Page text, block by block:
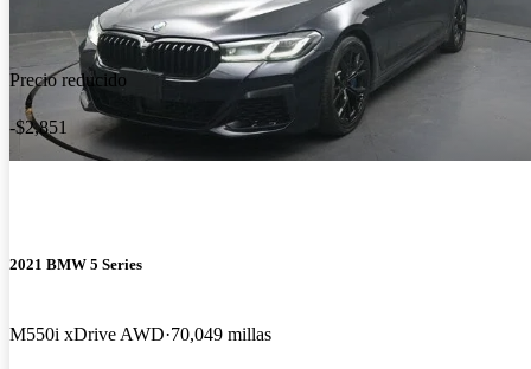
Precio reducido
-$2,851
2021 BMW 5 Series
M550i xDrive AWD 70,049 millas